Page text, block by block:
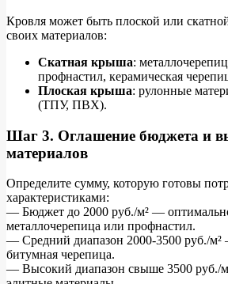
Кровля может быть плоской или
своих материалов:
Скатная крыша:
профнастил, керамическая
Плоская крыша: рулонные
(ТПУ, ПВХ).
Шаг 3. Оглашение бюджета и
материалов
Определите сумму, которую готовы
характеристиками:
— Бюджет до 2000 руб./м² —
металлочерепица или профнастил.
— Средний диапазон 2000-3500 руб./м²
битумная черепица.
— Высокий диапазон свыше 3500 руб./